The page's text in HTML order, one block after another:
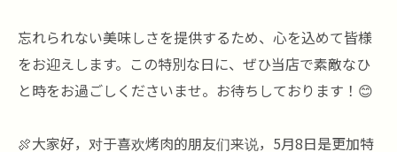
忘れられない美味しさを提供するため、心を込めて皆様
をお迎えします。この特別な日に、ぜひ当店で素敵なひ
と時をお過ごしくださいませ。お待ちしております！😊
🍖大家好，对于喜欢烤肉的朋友们来说，5月8日是更加特